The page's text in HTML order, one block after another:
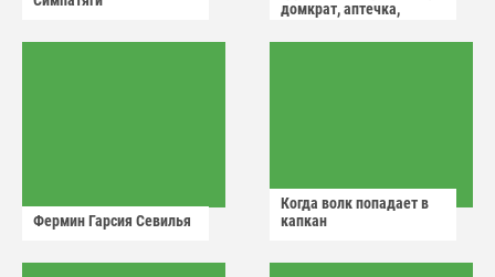
домкрат, аптечка,
Фермин Гарсия Севилья
Когда волк попадает в
капкан